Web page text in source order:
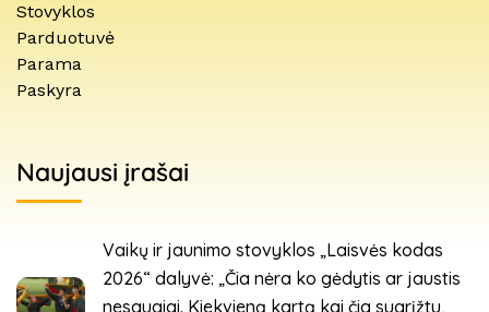
Stovyklos
Parduotuvė
Parama
Paskyra
Naujausi įrašai
Vaikų ir jaunimo stovyklos „Laisvės kodas
2026“ dalyvė: „Čia nėra ko gėdytis ar jaustis
nesaugiai. Kiekvieną kartą kai čia sugrįžtu,